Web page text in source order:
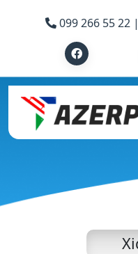
099 266 55 22 |